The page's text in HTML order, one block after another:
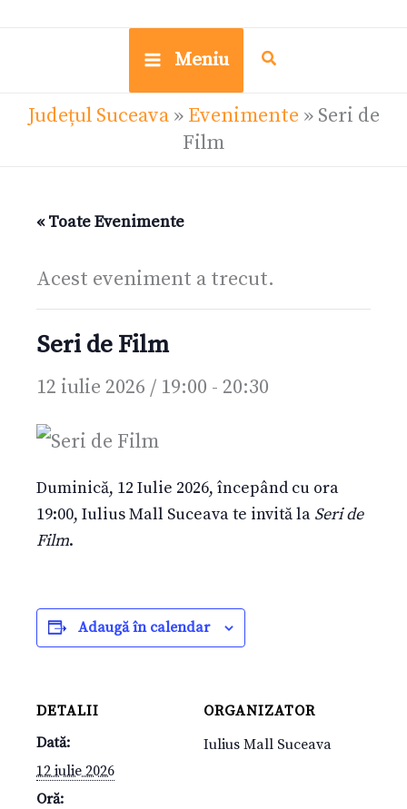
Meniu
Județul Suceava» Evenimente » Seri de
Film
« Toate Evenimente
Acest eveniment a trecut.
Seri de Film
12 iulie 2026 / 19:00 - 20:30
Duminică, 12 Iulie 2026, începând cu ora
19:00, Iulius Mall Suceava te invită la Seri de
Film.
Adaugă în calendar
DETALII
Dată:
12 iulie 2026
Oră:
ORGANIZATOR
Iulius Mall Suceava